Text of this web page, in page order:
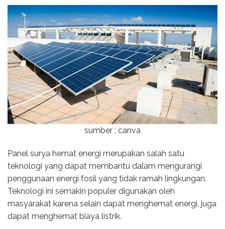
sumber : canva
Panel surya hemat energi merupakan salah satu
teknologi yang dapat membantu dalam mengurangi
penggunaan energi fosil yang tidak ramah lingkungan.
Teknologi ini semakin populer digunakan oleh
masyarakat karena selain dapat menghemat energi, juga
dapat menghemat biaya listrik.